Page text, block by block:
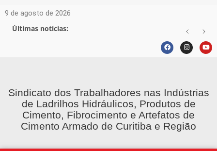
9 de agosto de 2026
Últimas notícias:
Sindicato dos Trabalhadores nas Indústrias
de Ladrilhos Hidráulicos, Produtos de
Cimento, Fibrocimento e Artefatos de
Cimento Armado de Curitiba e Região